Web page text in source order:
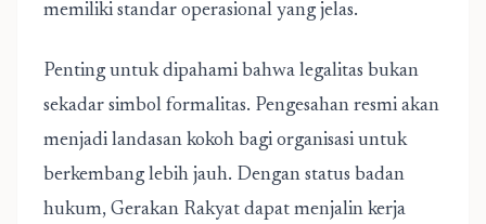
memiliki standar operasional yang jelas.
Penting untuk dipahami bahwa legalitas bukan
sekadar simbol formalitas. Pengesahan resmi akan
menjadi landasan kokoh bagi organisasi untuk
berkembang lebih jauh. Dengan status badan
hukum, Gerakan Rakyat dapat menjalin kerja